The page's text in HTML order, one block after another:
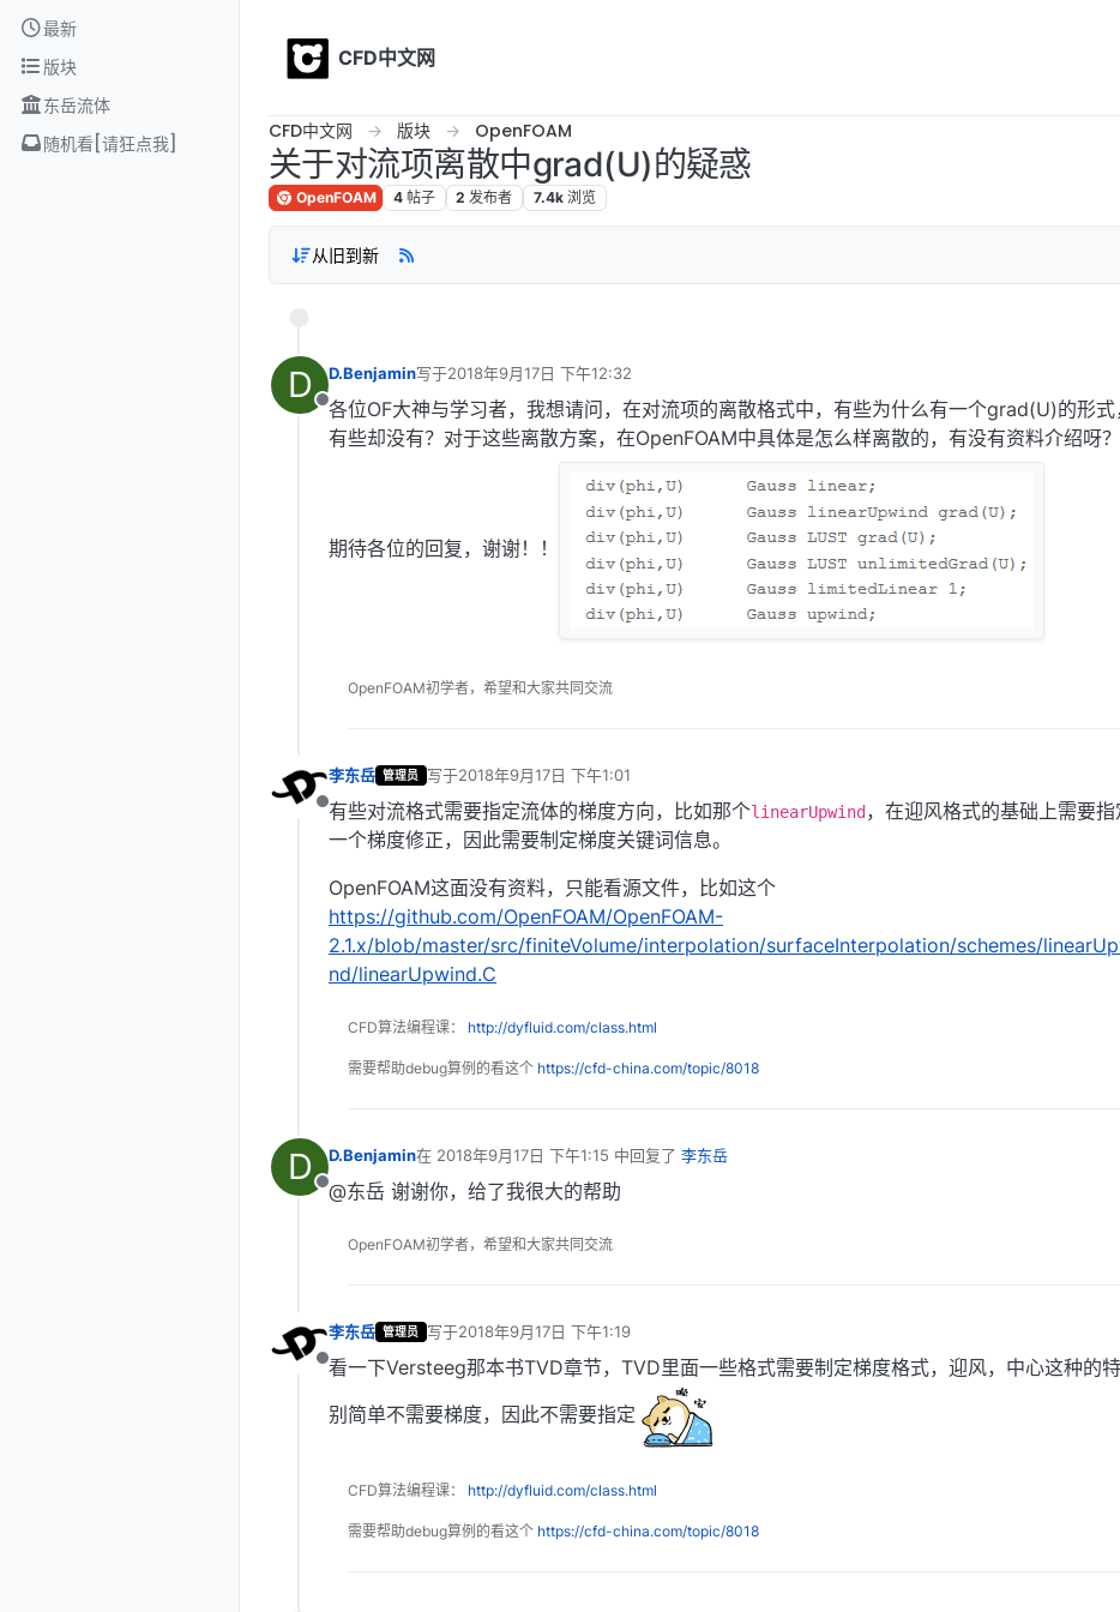
Skip to content
最新
版块
东岳流体
随机看[请狂点我]
CFD中文网
CFD中文网 版块 OpenFOAM
关于对流项离散中grad(U)的疑惑
OpenFOAM 4 帖子 2 发布者 7.4k 浏览
从旧到新
D
离线
D.Benjamin写于2018年9月17日 下午12:32
最后由 编辑
各位OF大神与学习者，我想请问，在对流项的离散格式中，有些为什么有一个grad(U)的形式
有些却没有？对于这些离散方案，在OpenFOAM中具体是怎么样离散的，有没有资料介绍呀？
期待各位的回复，谢谢！！
OpenFOAM初学者，希望和大家共同交流
离线
李东岳 管理员 写于2018年9月17日 下午1:01
最后由 编辑
有些对流格式需要指定流体的梯度方向，比如那个linearUpwind ，在迎风格式的基础上需要指
一个梯度修正，因此需要制定梯度关键词信息。
OpenFOAM这面没有资料，只能看源文件，比如这个
https://github.com/OpenFOAM/OpenFOAM-
2.1.x/blob/master/src/finiteVolume/interpolation/surfaceInterpolation/schemes/
nd/linearUpwind.C
CFD算法编程课： http://dyfluid.com/class.html
需要帮助debug算例的看这个 https://cfd-china.com/topic/8018
D
离线
D.Benjamin在 2018年9月17日 下午1:15 中回复了 李东岳
最后由 编辑
@东岳 谢谢你，给了我很大的帮助
OpenFOAM初学者，希望和大家共同交流
离线
李东岳 管理员 写于2018年9月17日 下午1:19
最后由 编辑
看一下Versteeg那本书TVD章节，TVD里面一些格式需要制定梯度格式，迎风，中心这种的特
别简单不需要梯度，因此不需要指定
CFD算法编程课： http://dyfluid.com/class.html
需要帮助debug算例的看这个 https://cfd-china.com/topic/8018